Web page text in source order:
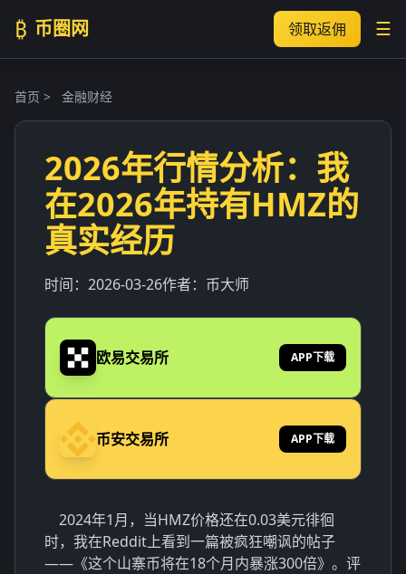
₿ 币圈网 领取返佣 ☰
首页 > 金融财经
2026年行情分析：我
在2026年持有HMZ的
真实经历
时间： 2026-03-26作者： 币大师
欧易交易所 APP下载
币安交易所 APP下载
2024年1月，当HMZ价格还在0.03美元徘徊
时，我在Reddit上看到一篇被疯狂嘲讽的帖子
——《这个山寨币将在18个月内暴涨300倍》。评